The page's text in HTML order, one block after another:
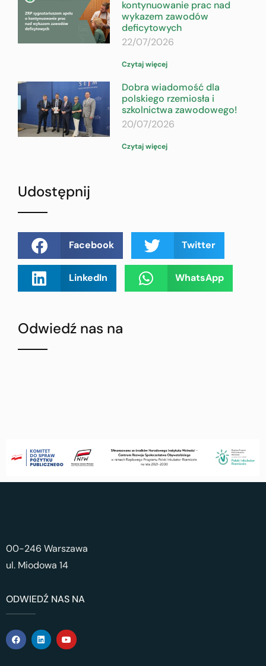
kontynuowanie prac nad
wykazem zawodów
deficytowych
22/07/2026
Czytaj więcej
Dobra wiadomość dla
polskiego rzemiosła i
szkolnictwa zawodowego!
20/07/2026
Czytaj więcej
Udostępnij
Facebook Twitter
LinkedIn WhatsApp
Odwiedź nas na
00-246 Warszawa
ul. Miodowa 14
ODWIEDŹ NAS NA